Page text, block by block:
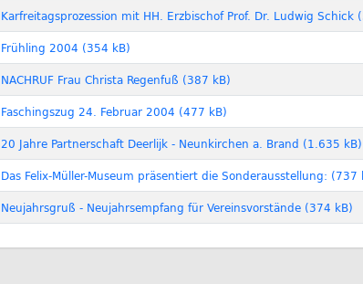
Karfreitagsprozession mit HH. Erzbischof Prof. Dr. Ludwig Schick
Frühling 2004 (354 kB)
NACHRUF Frau Christa Regenfuß (387 kB)
Faschingszug 24. Februar 2004 (477 kB)
20 Jahre Partnerschaft Deerlijk - Neunkirchen a. Brand (1.635 kB)
Das Felix-Müller-Museum präsentiert die Sonderausstellung: (737
Neujahrsgruß - Neujahrsempfang für Vereinsvorstände (374 kB)